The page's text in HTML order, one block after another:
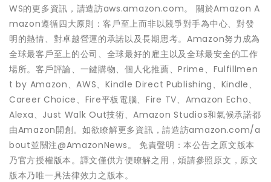
WS的更多資訊，請造訪aws.amazon.com。 關於Amazon A
mazon遵循四大原則：客戶至上而非以競爭對手為中心、對發
明的熱情、對卓越營運的承諾以及長期思考。Amazon努力成為
全球最客戶至上的公司、全球最好的雇主以及全球最安全的工作
場所。客戶評論、一鍵購物、個人化推薦、Prime、Fulfillmen
t by Amazon、AWS、Kindle Direct Publishing、Kindle、
Career Choice、Fire平板電腦、Fire TV、Amazon Echo、
Alexa、Just Walk Out技術、Amazon Studios和氣候承諾都
由Amazon開創。如欲瞭解更多資訊，請造訪amazon.com/a
bout並關注@AmazonNews。 免責聲明：本公告之原文版本
乃官方授權版本。譯文僅供方便瞭解之用，煩請參照原文，原文
版本乃唯一具法律效力之版本。